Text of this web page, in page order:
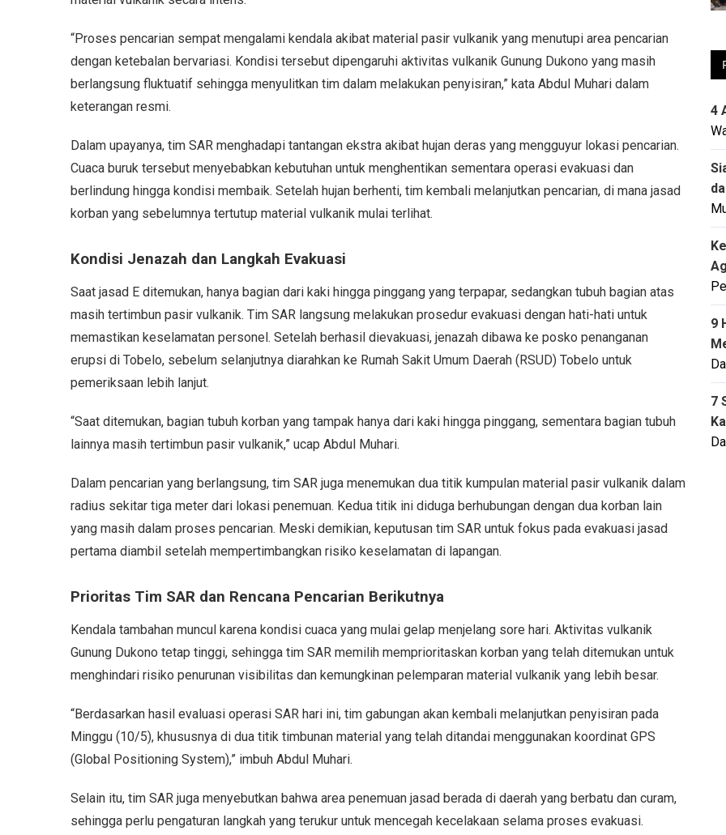
“Proses pencarian sempat mengalami kendala akibat material pasir vulkanik yang menutupi area pencarian
dengan ketebalan bervariasi. Kondisi tersebut dipengaruhi aktivitas vulkanik Gunung Dukono yang masih
berlangsung fluktuatif sehingga menyulitkan tim dalam melakukan penyisiran,” kata Abdul Muhari dalam
keterangan resmi.
Dalam upayanya, tim SAR menghadapi tantangan ekstra akibat hujan deras yang mengguyur lokasi pencarian.
Cuaca buruk tersebut menyebabkan kebutuhan untuk menghentikan sementara operasi evakuasi dan
berlindung hingga kondisi membaik. Setelah hujan berhenti, tim kembali melanjutkan pencarian, di mana jasad
korban yang sebelumnya tertutup material vulkanik mulai terlihat.
Kondisi Jenazah dan Langkah Evakuasi
Saat jasad E ditemukan, hanya bagian dari kaki hingga pinggang yang terpapar, sedangkan tubuh bagian atas
masih tertimbun pasir vulkanik. Tim SAR langsung melakukan prosedur evakuasi dengan hati-hati untuk
memastikan keselamatan personel. Setelah berhasil dievakuasi, jenazah dibawa ke posko penanganan
erupsi di Tobelo, sebelum selanjutnya diarahkan ke Rumah Sakit Umum Daerah (RSUD) Tobelo untuk
pemeriksaan lebih lanjut.
“Saat ditemukan, bagian tubuh korban yang tampak hanya dari kaki hingga pinggang, sementara bagian tubuh
lainnya masih tertimbun pasir vulkanik,” ucap Abdul Muhari.
Dalam pencarian yang berlangsung, tim SAR juga menemukan dua titik kumpulan material pasir vulkanik dalam
radius sekitar tiga meter dari lokasi penemuan. Kedua titik ini diduga berhubungan dengan dua korban lain
yang masih dalam proses pencarian. Meski demikian, keputusan tim SAR untuk fokus pada evakuasi jasad
pertama diambil setelah mempertimbangkan risiko keselamatan di lapangan.
Prioritas Tim SAR dan Rencana Pencarian Berikutnya
Kendala tambahan muncul karena kondisi cuaca yang mulai gelap menjelang sore hari. Aktivitas vulkanik
Gunung Dukono tetap tinggi, sehingga tim SAR memilih memprioritaskan korban yang telah ditemukan untuk
menghindari risiko penurunan visibilitas dan kemungkinan pelemparan material vulkanik yang lebih besar.
“Berdasarkan hasil evaluasi operasi SAR hari ini, tim gabungan akan kembali melanjutkan penyisiran pada
Minggu (10/5), khususnya di dua titik timbunan material yang telah ditandai menggunakan koordinat GPS
(Global Positioning System),” imbuh Abdul Muhari.
Selain itu, tim SAR juga menyebutkan bahwa area penemuan jasad berada di daerah yang berbatu dan curam,
sehingga perlu pengaturan langkah yang terukur untuk mencegah kecelakaan selama proses evakuasi.
4
9
7